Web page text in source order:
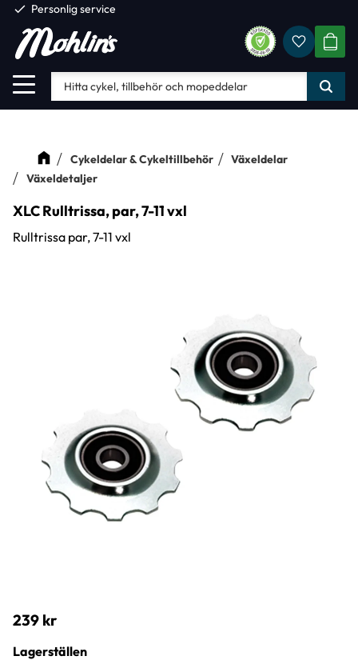
Meny
check Personlig service
Cykeldelar & Cykeltillbehör
Växeldelar
Växeldetaljer
XLC Rulltrissa, par, 7-11 vxl
Rulltrissa par, 7-11 vxl
239 kr
Lagerställen